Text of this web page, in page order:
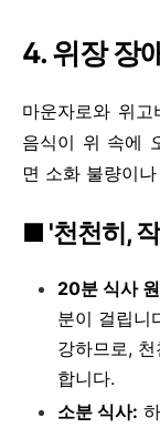
4. 위장 장
마운자로와 위
음식이 위 속에
면 소화 불량이
■ '천천히,
20분 식사
분이 걸립니
강하므로,
합니다.
소분 식사: